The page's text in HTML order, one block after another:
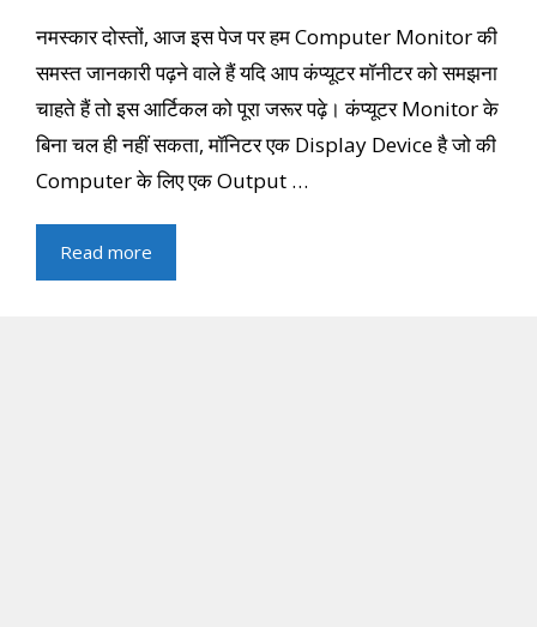
नमस्कार दोस्तों, आज इस पेज पर हम Computer Monitor की
समस्त जानकारी पढ़ने वाले हैं यदि आप कंप्यूटर मॉनीटर को समझना
चाहते हैं तो इस आर्टिकल को पूरा जरूर पढ़े। कंप्यूटर Monitor के
बिना चल ही नहीं सकता, मॉनिटर एक Display Device है जो की
Computer के लिए एक Output …
Read more